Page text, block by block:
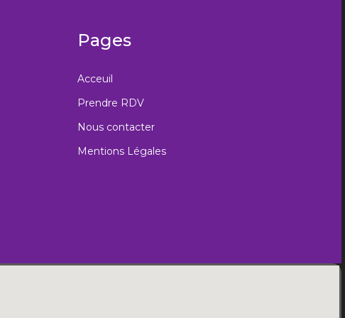
Pages
Acceuil
Prendre RDV
Nous contacter
Mentions Légales